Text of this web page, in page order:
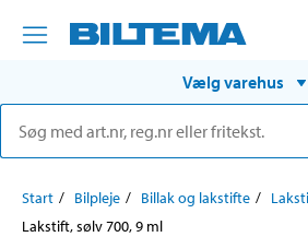
Vælg varehus
Start Bilpleje Billak og lakstifte
Lakstift, sølv 700, 9 ml